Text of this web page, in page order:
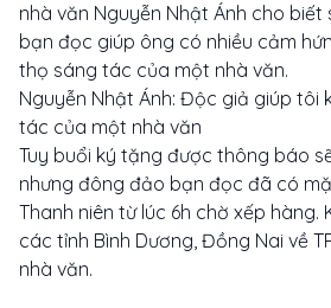
nhà văn Nguyễn Nhật Ánh cho biết
bạn đọc giúp ông có nhiều cảm
thọ sáng tác của một nhà văn.
Nguyễn Nhật Ánh: Độc giả giúp tôi
tác của một nhà văn
Tuy buổi ký tặng được thông báo
nhưng đông đảo bạn đọc đã có
Thanh niên từ lúc 6h chờ xếp hàng.
các tỉnh Bình Dương, Đồng Nai về
nhà văn.